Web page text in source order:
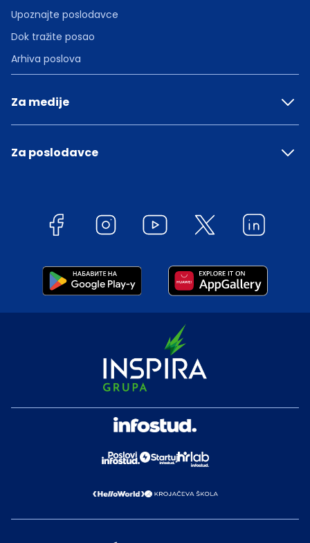
Upoznajte poslodavce
Dok tražite posao
Arhiva poslova
Za medije
Za poslodavce